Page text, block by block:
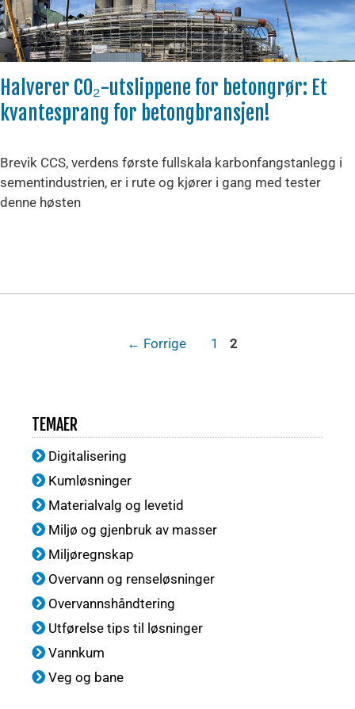
Halverer CO₂-utslippene for betongrør: Et
kvantesprang for betongbransjen!
Brevik CCS, verdens første fullskala karbonfangstanlegg i
sementindustrien, er i rute og kjører i gang med tester
denne høsten
← Forrige 1 2
TEMAER
Digitalisering
Kumløsninger
Materialvalg og levetid
Miljø og gjenbruk av masser
Miljøregnskap
Overvann og renseløsninger
Overvannshåndtering
Utførelse tips til løsninger
Vannkum
Veg og bane